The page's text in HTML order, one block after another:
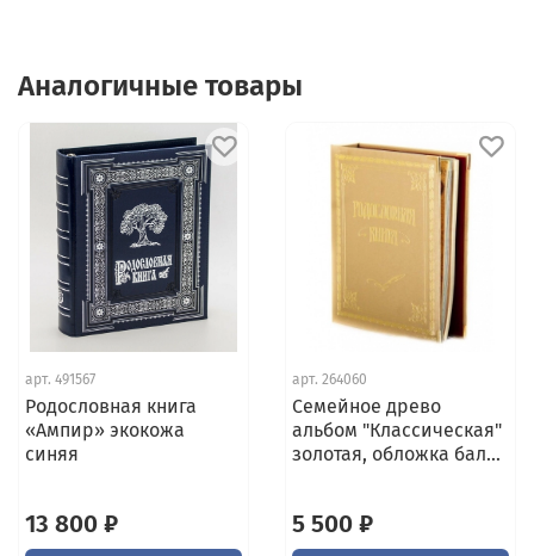
наклеить фотографию любого размера. Фото
можно приклеить или прикрепить на
двусторонний скотч. На части листов имеются
вырезанные уголки для фотографий.
Аналогичные товары
арт. 491567
Родословная книга
«Ампир» экокожа
синяя
13 800 ₽
арт. 264060
Семейное древо
альбом "Классическая"
золотая, обложка бал...
5 500 ₽